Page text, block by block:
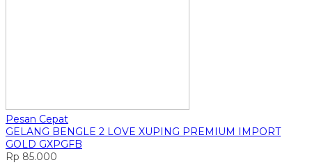
Pesan Cepat
GELANG BENGLE 2 LOVE XUPING PREMIUM IMPORT
GOLD GXPGFB
Rp 85.000